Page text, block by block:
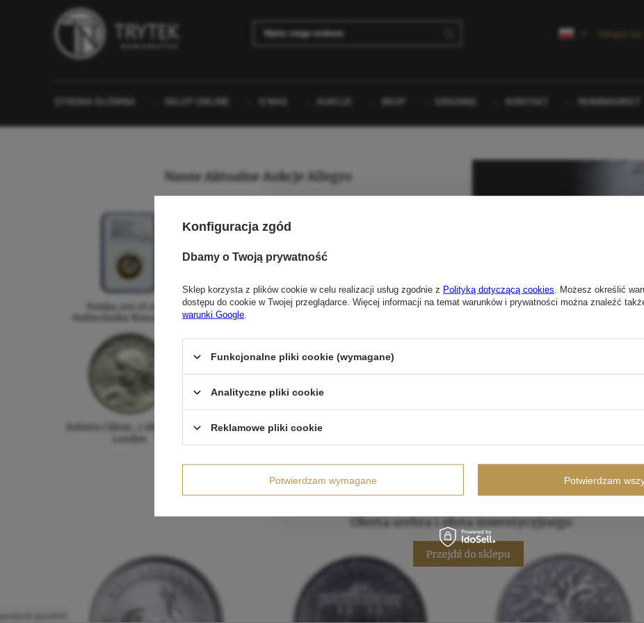
Konfiguracja zgód
Dbamy o Twoją prywatność
Sklep korzysta z plików cookie w celu realizacji usług zgodnie z Polityką dotyczącą cookies . Możesz określić
dostępu do cookie w Twojej przeglądarce. Więcej informacji na temat warunków i prywatności można znaleźć
warunki Google
Funkcjonalne pliki cookie (wymagane)
Analityczne pliki cookie
Reklamowe pliki cookie
Potwierdzam wymagane Potwierdzam